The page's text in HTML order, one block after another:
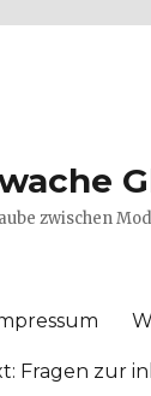
zwischen
Fragen zur